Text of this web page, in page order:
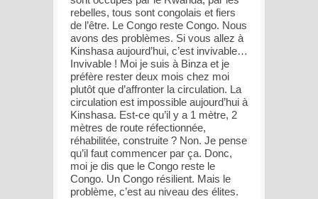
rebelles, tous sont congolais et fiers
de l’être. Le Congo reste Congo. Nous
avons des problèmes. Si vous allez à
Kinshasa aujourd’hui, c’est invivable…
Invivable ! Moi je suis à Binza et je
préfère rester deux mois chez moi
plutôt que d’affronter la circulation. La
circulation est impossible aujourd’hui à
Kinshasa. Est-ce qu’il y a 1 mètre, 2
mètres de route réfectionnée,
réhabilitée, construite ? Non. Je pense
qu’il faut commencer par ça. Donc,
moi je dis que le Congo reste le
Congo. Un Congo résilient. Mais le
problème, c’est au niveau des élites.